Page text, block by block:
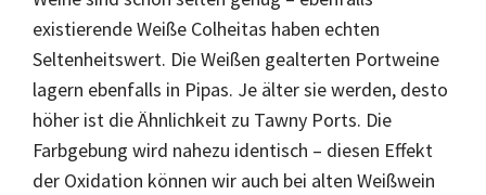
existierende Weiße Colheitas haben echten
Seltenheitswert. Die Weißen gealterten Portweine
lagern ebenfalls in Pipas. Je älter sie werden, desto
höher ist die Ähnlichkeit zu Tawny Ports. Die
Farbgebung wird nahezu identisch – diesen Effekt
der Oxidation können wir auch bei alten Weißwein